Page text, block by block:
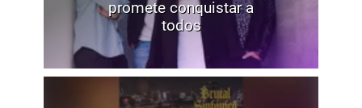
promete conquistar a
todos